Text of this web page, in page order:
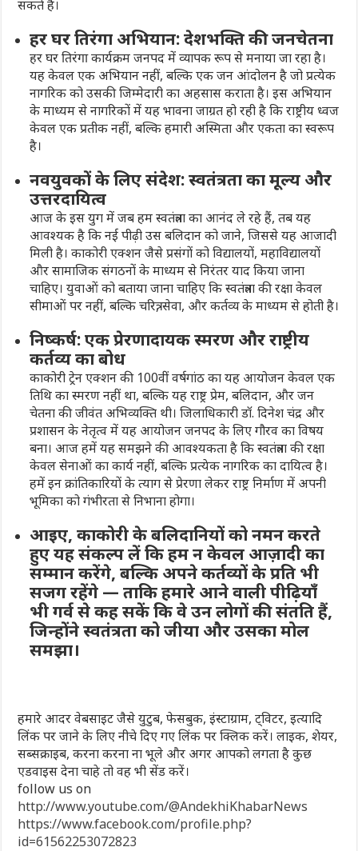
सकते हैं।
हर घर तिरंगा अभियान: देशभक्ति की जनचेतना
हर घर तिरंगाकार्यक्रम जनपद में व्यापक रूप से मनाया जा रहा है।
यह केवल एक अभियान नहीं, बल्कि एक जन आंदोलन है जो प्रत्येक
नागरिक को उसकी जिम्मेदारी का अहसास कराता है। इस अभियान
के माध्यम से नागरिकों में यह भावना जाग्रत हो रही है कि राष्ट्रीय ध्वज
केवल एक प्रतीक नहीं, बल्कि हमारी अस्मिता और एकता का स्वरूप
है।
नवयुवकों के लिए संदेश: स्वतंत्रता का मूल्य और
उत्तरदायित्व
आज के इस युग में जब हम स्वतंत्रता का आनंद ले रहे हैं, तब यह
आवश्यक है कि नई पीढ़ी उस बलिदान को जाने, जिससे यह आजादी
मिली है। काकोरी एक्शन जैसे प्रसंगों को विद्यालयों, महाविद्यालयों
और सामाजिक संगठनों के माध्यम से निरंतर याद किया जाना
चाहिए। युवाओं को बताया जाना चाहिए कि स्वतंत्रता की रक्षा केवल
सीमाओं पर नहीं, बल्कि चरित्र, सेवा, और कर्तव्य के माध्यम से होती है।
निष्कर्ष: एक प्रेरणादायक स्मरण और राष्ट्रीय
कर्तव्य का बोध
काकोरी ट्रेन एक्शन की 100वीं वर्षगांठ का यह आयोजन केवल एक
तिथि का स्मरण नहीं था, बल्कि यह राष्ट्र प्रेम, बलिदान, और जन
चेतना की जीवंत अभिव्यक्ति थी। जिलाधिकारी डॉ. दिनेश चंद्र और
प्रशासन के नेतृत्व में यह आयोजन जनपद के लिए गौरव का विषय
बना। आज हमें यह समझने की आवश्यकता है कि स्वतंत्रता की रक्षा
केवल सेनाओं का कार्य नहीं, बल्कि प्रत्येक नागरिक का दायित्व है।
हमें इन क्रांतिकारियों के त्याग से प्रेरणा लेकर राष्ट्र निर्माण में अपनी
भूमिका को गंभीरता से निभाना होगा।
आइए, काकोरी के बलिदानियों को नमन करते
हुए यह संकल्प लें कि हम न केवल आज़ादी का
सम्मान करेंगे, बल्कि अपने कर्तव्यों के प्रति भी
सजग रहेंगे — ताकि हमारे आने वाली पीढ़ियाँ
भी गर्व से कह सकें कि वे उन लोगों की संतति हैं,
जिन्होंने स्वतंत्रता को जीया और उसका मोल
समझा।
हमारे आदर वेबसाइट जैसे युटुब, फेसबुक, इंस्टाग्राम, ट्विटर, इत्यादि
लिंक पर जाने के लिए नीचे दिए गए लिंक पर क्लिक करें। लाइक, शेयर,
सब्सक्राइब, करना करना ना भूले और अगर आपको लगता है कुछ
एडवाइस देना चाहे तो वह भी सेंड करें।
follow us on
http://www.youtube.com/@AndekhiKhabarNews
https://www.facebook.com/profile.php?
id=61562253072823